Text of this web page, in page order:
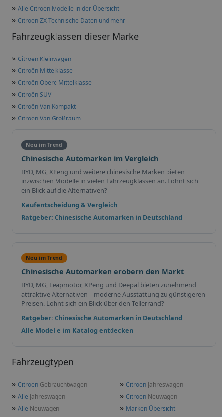
» Alle Citroen Modelle in der Übersicht
» Citroen ZX Technische Daten und mehr
Fahrzeugklassen dieser Marke
» Citroën Kleinwagen
» Citroën Mittelklasse
» Citroën Obere Mittelklasse
» Citroën SUV
» Citroën Van Kompakt
» Citroen Van Großraum
Neu im Trend
Chinesische Automarken im Vergleich
BYD, MG, XPeng und weitere chinesische Marken bieten
inzwischen Modelle in vielen Fahrzeugklassen an. Lohnt sich
ein Blick auf die Alternativen?
Kaufentscheidung & Vergleich
Ratgeber: Chinesische Automarken in Deutschland
Neu im Trend
Chinesische Automarken erobern den Markt
BYD, MG, Leapmotor, XPeng und Deepal bieten zunehmend
attraktive Alternativen – moderne Ausstattung zu günstigeren
Preisen. Lohnt sich ein Blick über den Tellerrand?
Ratgeber: Chinesische Automarken in Deutschland
Alle Modelle im Katalog entdecken
Fahrzeugtypen
» Citroen Gebrauchtwagen » Citroen Jahreswagen
» Alle Jahreswagen » Citroen Neuwagen
» Alle Neuwagen » Marken Übersicht